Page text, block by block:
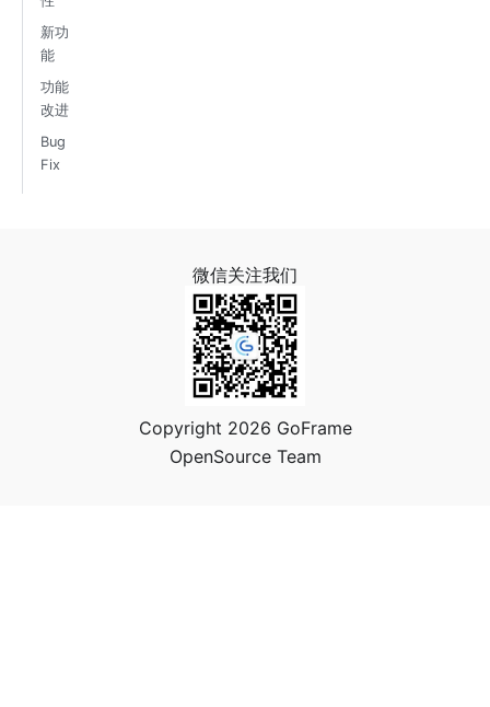
新功
能
功能
改进
Bug
Fix
微信关注我们
Copyright 2026 GoFrame
OpenSource Team